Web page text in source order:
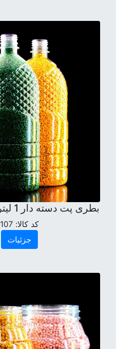
بطری پت دسته دار 1 لیتر گاما دهانه 28
کد کالا: 107
جزئیات